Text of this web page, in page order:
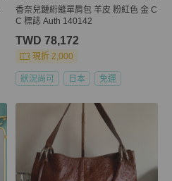
香奈兒鏈絎縫單肩包 羊皮 粉紅色 金 C
C 標誌 Auth 140142
TWD 78,172
現折 2,000
狀況尚可 日本 免運